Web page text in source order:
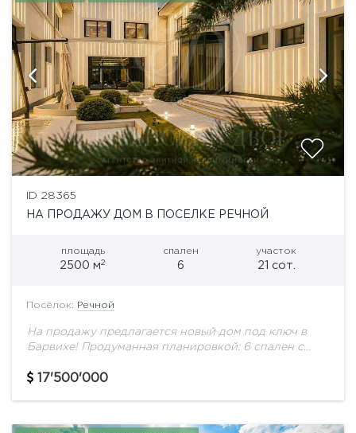
ID 28365
НА ПРОДАЖУ ДОМ В ПОСЕЛКЕ РЕЧНОЙ
площадь
2500 м2
спален
6
участок
21 сот.
Посёлок: Речной
На продажу предлагается новый дом под ключ в
Барвихе! Продуманная планировкой: 6 спален с
тренажерный зал, кинотеатр и блок бля
17'500'000